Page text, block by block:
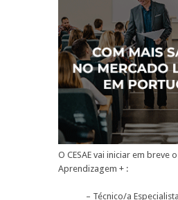
O CESAE vai iniciar em breve
Aprendizagem + :
– Técnico/a